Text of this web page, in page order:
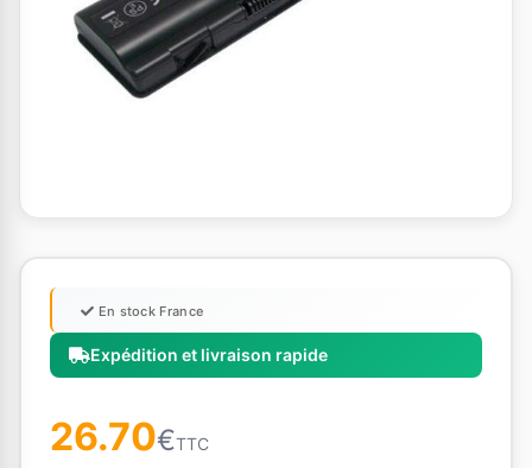
Expédition et livraison rapide
En stock France
26.70€TTC